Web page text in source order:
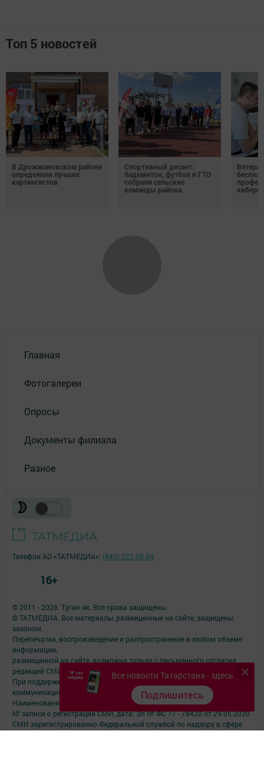
Топ 5 новостей
В Дрожжановском районе
определили лучших
картингистов
Спортивный десант:
бадминтон, футбол и ГТО
собрали сельские
команды района
Главная
Фотогалереи
Опросы
Документы филиала
Разное
Все новости Татарстана - здесь
Подпишитесь
© 2011 - 2026. Туган як. Все права защищены.
© ТАТМЕДИА. Все материалы, размещенные на сайте, защищены
законом.
Перепечатка, воспроизведение и распространение в любом объеме
информации,
размещенной на сайте, возможна только с письменного согласия
редакций СМИ.
При поддержке Республиканского агентства по печати и массовым
коммуникациям.
Наименование СМИ: Туган як
№ записи о регистрации СМИ, дата: Эл № ФС 77 - 78420 от 29.05.2020
СМИ зарегистрированно Федеральной службой по надзору в сфере
Телефон АО «ТАТМЕДИА»: (843) 222 09 84
16+